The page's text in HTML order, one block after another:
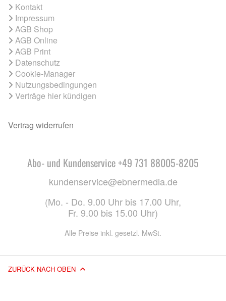
Kontakt
Impressum
AGB Shop
AGB Online
AGB Print
Datenschutz
Cookie-Manager
Nutzungsbedingungen
Verträge hier kündigen
Vertrag widerrufen
Abo- und Kundenservice +49 731 88005-8205
kundenservice@ebnermedia.de
(Mo. - Do. 9.00 Uhr bis 17.00 Uhr,
Fr. 9.00 bis 15.00 Uhr)
Alle Preise inkl. gesetzl. MwSt.
ZURÜCK NACH OBEN